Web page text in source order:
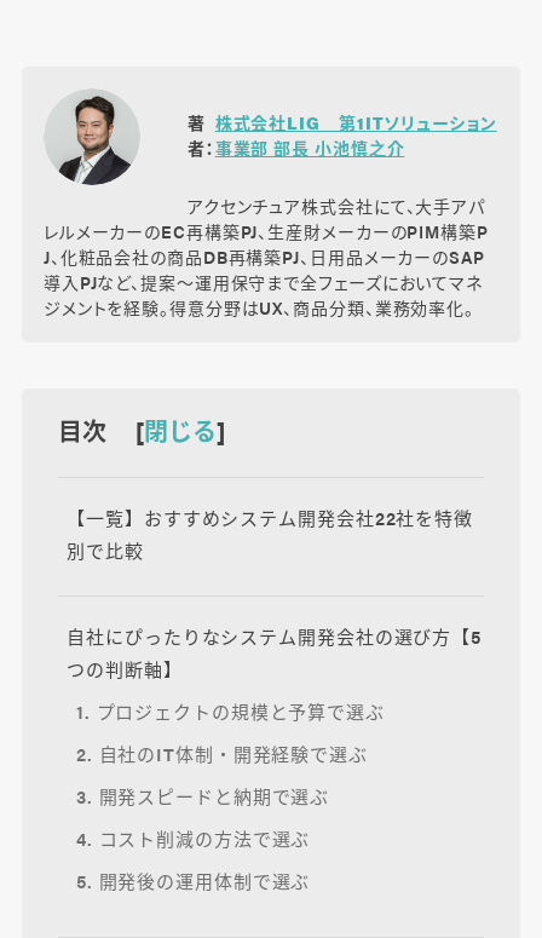
著
者：
株式会社LIG 第1ITソリューション
事業部 部長 小池慎之介
アクセンチュア株式会社にて、大手アパ
レルメーカーのEC再構築PJ、生産財メーカーのPIM構築P
J、化粧品会社の商品DB再構築PJ、日用品メーカーのSAP
導入PJなど、提案～運用保守まで全フェーズにおいてマネ
ジメントを経験。得意分野はUX、商品分類、業務効率化。
目次 [閉じる]
【一覧】おすすめシステム開発会社22社を特徴
別で比較
自社にぴったりなシステム開発会社の選び方【5
つの判断軸】
1. プロジェクトの規模と予算で選ぶ
2. 自社のIT体制・開発経験で選ぶ
3. 開発スピードと納期で選ぶ
4. コスト削減の方法で選ぶ
5. 開発後の運用体制で選ぶ